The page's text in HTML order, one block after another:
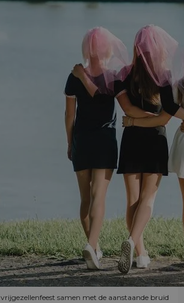
samen met de aanstaande bruid